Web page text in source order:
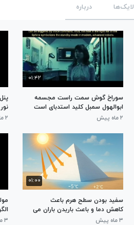
لایک‌ها درباره
۰۱:۴۲
سوراخ گوش سمت راست مجسمه
ابوالهول سمبل کلید استدبای است
۲ ماه پیش
نور
۲ ماه پیش
۰۱:۰۰
سفید بودن سطح هرم باعث
کاهش دما و باعث باریدن باران می
شود
۳ ماه پیش ۳ ماه پیش